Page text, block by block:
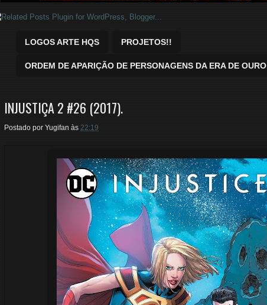
Quadrinhos Marvel e DC para baixar.
LOGOS ARTE HQS PROJETOS!!
ORDEM DE APARIÇÃO DE PERSONAGENS DA ERA DE OURO
INJUSTIÇA 2 #26 (2017).
Postado por Yugifan às 22:19